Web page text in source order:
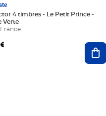
4 timbres - Le Petit Prince -
Verte